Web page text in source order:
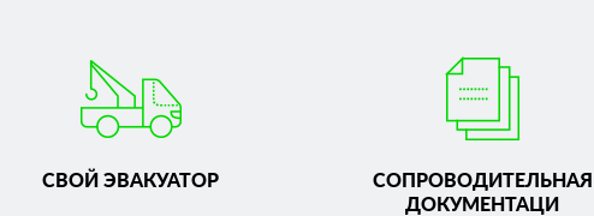
СВОЙ ЭВАКУАТОР
СОПРОВОДИТЕЛЬНАЯ
ДОКУМЕНТАЦИ